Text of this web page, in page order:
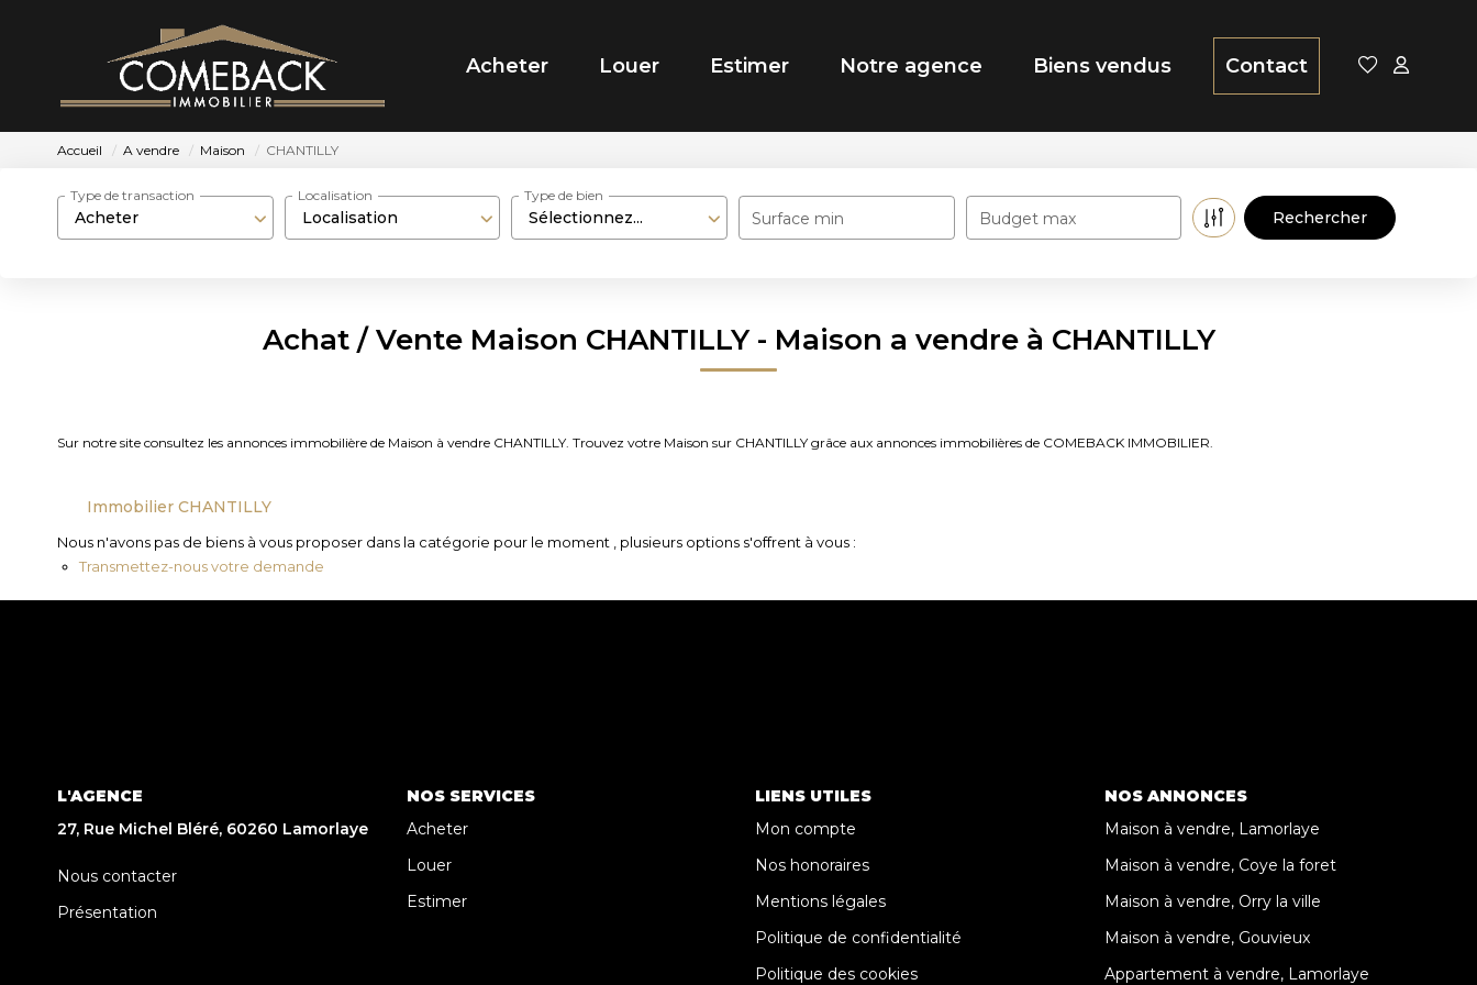
Acheter Louer Estimer Notre agence Biens vendus Contact
Accueil A vendre Maison CHANTILLY
Acheter
Type de transaction
Localisation
Localisation
Sélectionnez...
Type de bien
Surface min Budget max
Achat / Vente Maison CHANTILLY - Maison a vendre à CHANTILLY
Sur notre site consultez les annonces immobilière de Maison à vendre CHANTILLY. Trouvez votre Maison sur CHANTILLY grâce aux annonces immobilières de COMEBACK IMMOBILIER.
Immobilier CHANTILLY
Nous n'avons pas de biens à vous proposer dans la catégorie pour le moment , plusieurs options s'offrent à vous :
Transmettez-nous votre demande
L'AGENCE
27, Rue Michel Bléré, 60260 Lamorlaye
Nous contacter
Présentation
NOS SERVICES
Acheter
Louer
Estimer
LIENS UTILES
Mon compte
Nos honoraires
Mentions légales
Politique de confidentialité
Politique des cookies
NOS ANNONCES
Maison à vendre, Lamorlaye
Maison à vendre, Coye la foret
Maison à vendre, Orry la ville
Maison à vendre, Gouvieux
Appartement à vendre, Lamorlaye